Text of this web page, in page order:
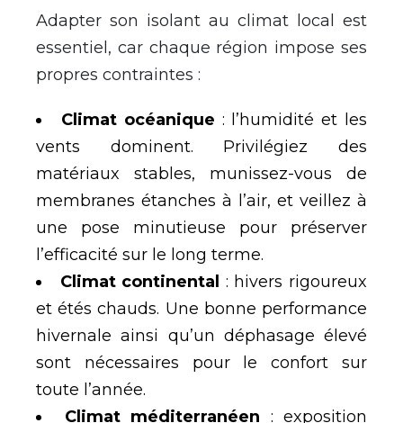
Adapter son isolant au climat local est
essentiel, car chaque région impose ses
propres contraintes :
Climat océanique : l’humidité et les
vents dominent. Privilégiez des
matériaux stables, munissez-vous de
membranes étanches à l’air, et veillez à
une pose minutieuse pour préserver
l’efficacité sur le long terme.
Climat continental : hivers rigoureux
et étés chauds. Une bonne performance
hivernale ainsi qu’un déphasage élevé
sont nécessaires pour le confort sur
toute l’année.
Climat méditerranéen : exposition